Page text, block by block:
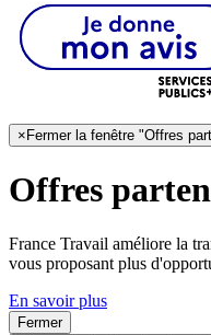
× Fermer la fenêtre "Offres
Offres
France Travail améliore la
vous proposant plus
En savoir plus
Fermer